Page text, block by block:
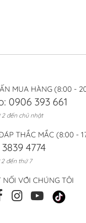
MUA HÀNG (8:00 -
0906 393 661
2 đến chủ nhật
THẮC MẮC (8:00 -
4774
2 đến thứ 7
NỐI VỚI CHÚNG TÔI